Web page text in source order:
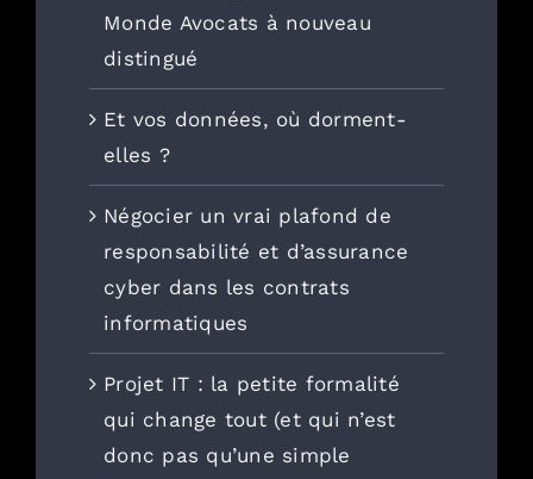
Monde Avocats à nouveau
distingué
Et vos données, où dorment-
elles ?
Négocier un vrai plafond de
responsabilité et d’assurance
cyber dans les contrats
informatiques
Projet IT : la petite formalité
qui change tout (et qui n’est
donc pas qu’une simple